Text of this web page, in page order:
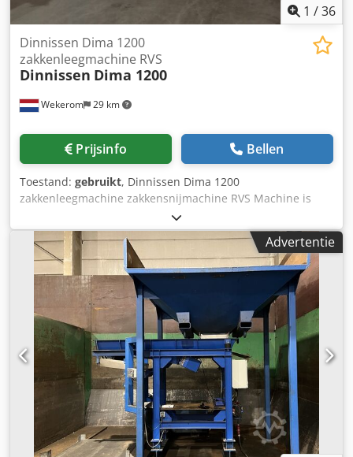
1 /36
Wekerom 29 km
Dinnissen Dima 1200
zakkenleegmachine RVS
Dinnissen Dima 1200
Prijsinfo Bellen
Toestand: gebruikt, Dinnissen Dima 1200
zakkenleegmachine zakkensnijmachine RVS Machine is
gereviseerd. V.v. nieuwe loopwielen, lagers, klemmen e.d.
Capaciteit: 1200 zakken / uur Geheel uitgevoerd in RVS
Motorvermogen trommel: 2x 1,5kW 124rpm
Motorvermogen snijrotor: 2x 5,5kW 211rpm Dcodpfsx D U
Nljx Aglek Snijkast met dubbele rotor hoort boven op de
invoertrechter van de trommelzeef Zie onze andere
advertenties VMA Wekerom
Advertentie